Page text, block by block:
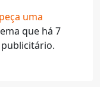
peça uma
que há 7